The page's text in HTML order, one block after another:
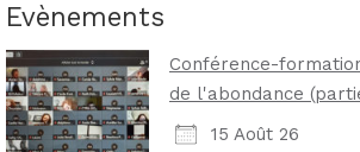
Evènements
Conférence-
de l'abondance
15 Août 26